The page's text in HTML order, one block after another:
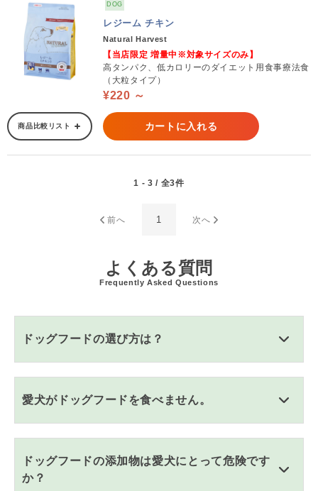
DOG
レジーム チキン
Natural Harvest
【当店限定 増量中※対象サイズのみ】
高タンパク、低カロリーのダイエット用食事療法食
（大粒タイプ）
¥220 ～
商品比較リスト カートに入れる
1 - 3 / 全3件
前へ 1 次へ
よくある質問
Frequently Asked Questions
ドッグフードの選び方は？
愛犬がドッグフードを食べません。
ドッグフードの添加物は愛犬にとって危険です
か？